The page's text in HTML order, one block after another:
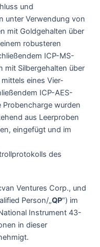
und
unter Verwendung von
mit Goldgehalten über
robusteren
ICP-MS-
mit Silbergehalten über
eines Vier-
ICP-AES-
wurden
aus Leerproben
eingefügt und im
des
Ventures Corp., und
Person/„QP“) im
Instrument 43-
in dieser